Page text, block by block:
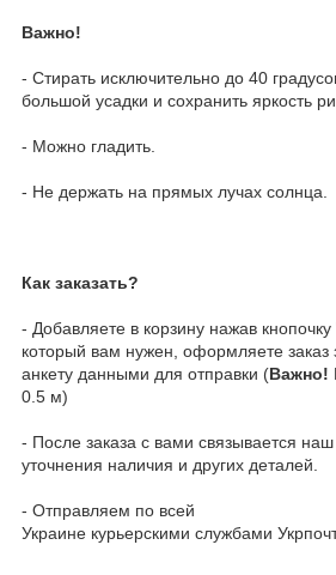
Важно!
- Стирать исключительно до 40
большой усадки и сохранить яркость
- Можно гладить.
- Не держать на прямых лучах солнца.
Как заказать?
- Добавляете в корзину нажав
который вам нужен, оформляете заказ
анкету данными для отправки (Важно!
0.5 м)
- После заказа с вами связывается
уточнения наличия и других деталей.
- Отправляем по всей
Украине курьерскими службами